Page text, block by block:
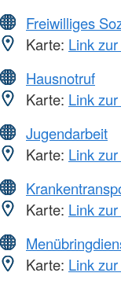
Freiwilliges
Karte: Link
Hausnotruf
Karte: Link
Jugendarbeit
Karte: Link
Karte: Link
Karte: Link